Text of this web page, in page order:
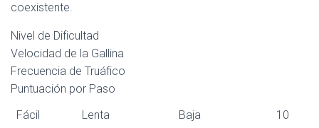
coexistente.
Nivel de Dificultad
Velocidad de la Gallina
Frecuencia de Truáfico
Puntuación por Paso
Fácil
Lenta Baja 10